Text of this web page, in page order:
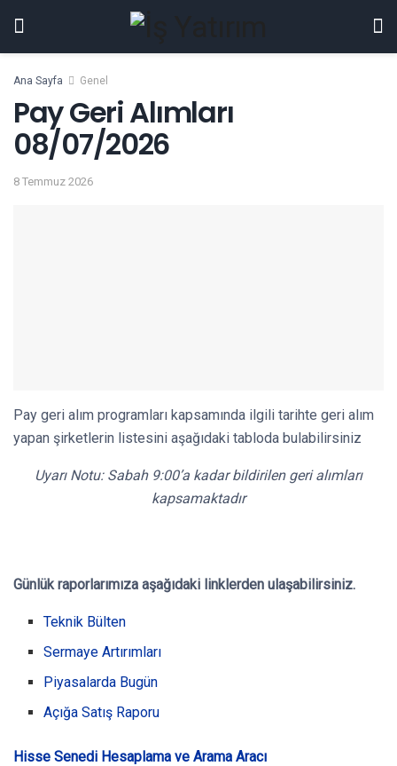
Ana Sayfa Genel
Pay Geri Alımları
08/07/2026
8 Temmuz 2026
Pay geri alım programları kapsamında ilgili tarihte geri alım
yapan şirketlerin listesini aşağıdaki tabloda bulabilirsiniz
Uyarı Notu: Sabah 9:00’a kadar bildirilen geri alımları
kapsamaktadır
Günlük raporlarımıza aşağıdaki linklerden ulaşabilirsiniz.
Teknik Bülten
Sermaye Artırımları
Piyasalarda Bugün
Açığa Satış Raporu
Hisse Senedi Hesaplama ve Arama Aracı